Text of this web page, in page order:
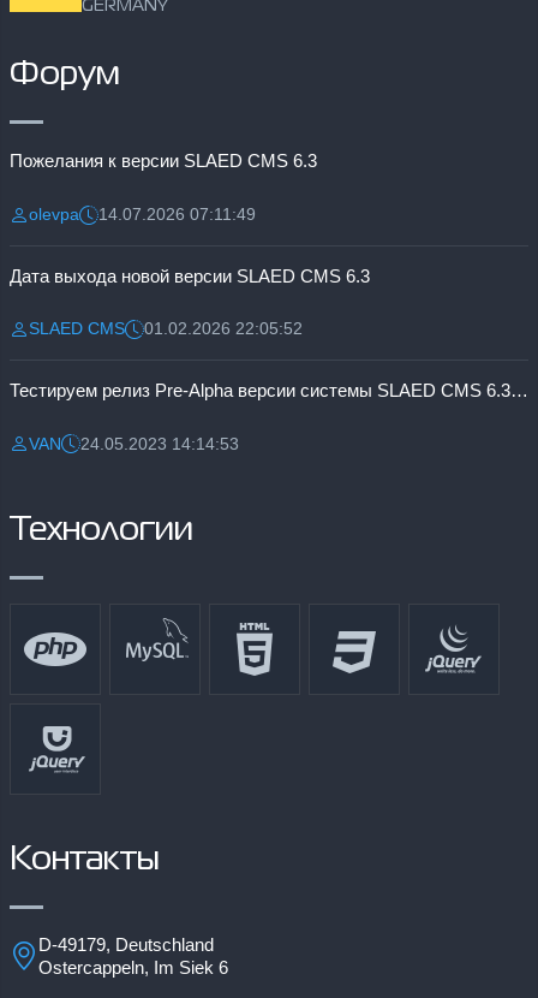
GERMANY
Форум
Пожелания к версии SLAED CMS 6.3
Разместил:
olevpaДата:14.07.2026 07:11:49
Дата выхода новой версии SLAED CMS 6.3
Разместил:
SLAED CMSДата:01.02.2026 22:05:52
Тестируем релиз Pre-Alpha версии системы SLAED CMS 6.3 Pro
Разместил:
VANДата:24.05.2023 14:14:53
Технологии
Контакты
D-49179, Deutschland
Ostercappeln, Im Siek 6